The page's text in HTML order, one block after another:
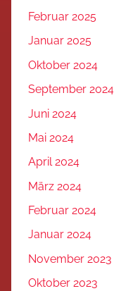
Februar 2025
Januar 2025
Oktober 2024
September 2024
Juni 2024
Mai 2024
April 2024
März 2024
Februar 2024
Januar 2024
November 2023
Oktober 2023